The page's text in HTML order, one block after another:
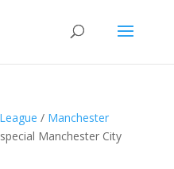
/ Manchester
Manchester City